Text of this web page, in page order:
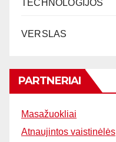
TECHNOLOGIJOS
VERSLAS
PARTNERIAI
Masažuokliai
Atnaujintos vaistinėlės